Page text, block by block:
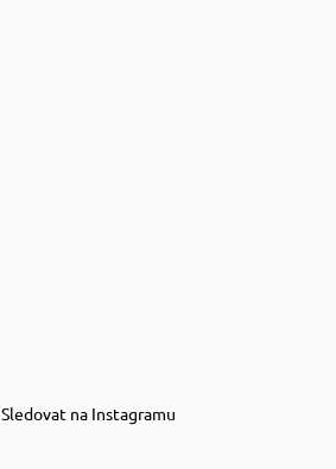
Sledovat na Instagramu